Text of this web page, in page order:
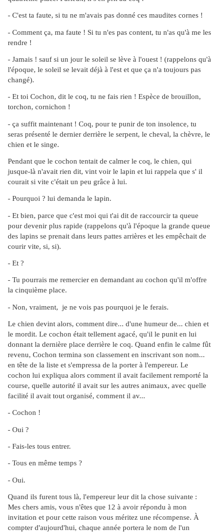
- C'est ta faute, si tu ne m'avais pas donné ces maudites cornes !
- Comment ça, ma faute ! Si tu n'es pas content, tu n'as qu'à me les
rendre !
- Jamais ! sauf si un jour le soleil se lève à l'ouest ! (rappelons qu'à
l'époque, le soleil se levait déjà à l'est et que ça n'a toujours pas
changé).
- Et toi Cochon, dit le coq, tu ne fais rien ! Espèce de brouillon,
torchon, cornichon !
- ça suffit maintenant ! Coq, pour te punir de ton insolence, tu
seras présenté le dernier derrière le serpent, le cheval, la chèvre, le
chien et le singe.
Pendant que le cochon tentait de calmer le coq, le chien, qui
jusque-là n'avait rien dit, vint voir le lapin et lui rappela que s' il
courait si vite c'était un peu grâce à lui.
- Pourquoi ? lui demanda le lapin.
- Et bien, parce que c'est moi qui t'ai dit de raccourcir ta queue
pour devenir plus rapide (rappelons qu'à l'époque la grande queue
des lapins se prenait dans leurs pattes arrières et les empêchait de
courir vite, si, si).
- Et ?
- Tu pourrais me remercier en demandant au cochon qu'il m'offre
la cinquième place.
- Non, vraiment, je ne vois pas pourquoi je le ferais.
Le chien devint alors, comment dire... d'une humeur de... chien et
le mordit. Le cochon était tellement agacé, qu'il le punit en lui
donnant la dernière place derrière le coq. Quand enfin le calme fût
revenu, Cochon termina son classement en inscrivant son nom...
en tête de la liste et s'empressa de la porter à l'empereur. Le
cochon lui expliqua alors comment il avait facilement remporté la
course, quelle autorité il avait sur les autres animaux, avec quelle
facilité il avait tout organisé, comment il av...
- Cochon !
- Oui ?
- Fais-les tous entrer.
- Tous en même temps ?
- Oui.
Quand ils furent tous là, l'empereur leur dit la chose suivante :
Mes chers amis, vous n'êtes que 12 à avoir répondu à mon
invitation et pour cette raison vous méritez une récompense. À
compter d'aujourd'hui, chaque année portera le nom de l'un